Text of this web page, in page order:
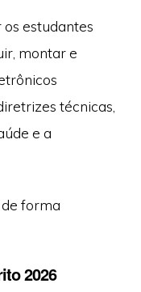
estudantes
montar e
técnicas,
e a
forma
2026